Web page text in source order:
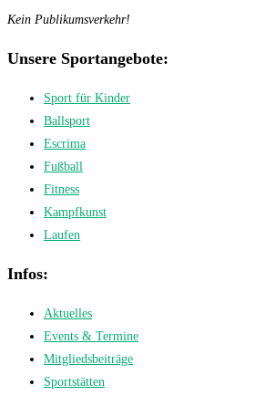
Kein Publikumsverkehr!
Unsere Sportangebote:
Sport für Kinder
Ballsport
Escrima
Fußball
Fitness
Kampfkunst
Laufen
Infos:
Aktuelles
Events & Termine
Mitgliedsbeiträge
Sportstätten